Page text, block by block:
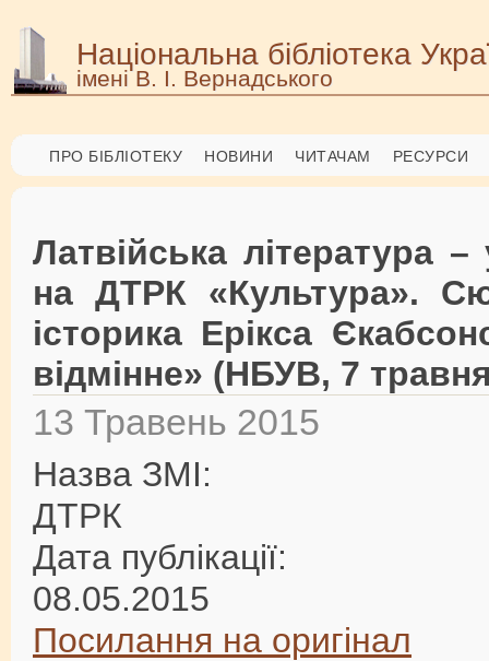
Національна бібліотека
імені В. І. Вернадського
ПРО БІБЛІОТЕКУ НОВИНИ ЧИТАЧАМ РЕСУРСИ
Латвійська література
на ДТРК «Культура».
історика Ерікса
відмінне» (НБУВ, 7
13 Травень 2015
Назва ЗМІ:
ДТРК
Дата публікації:
08.05.2015
Посилання на оригінал